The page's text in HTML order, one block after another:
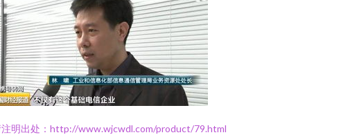
注明出处：http://www.wjcwdl.com/product/79.html